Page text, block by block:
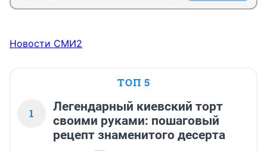
Новости СМИ2
ТОП 5
1
Легендарный киевский торт
своими руками: пошаговый
рецепт знаменитого десерта